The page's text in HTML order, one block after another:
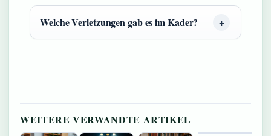
Welche Verletzungen gab es im Kader?
WEITERE VERWANDTE ARTIKEL